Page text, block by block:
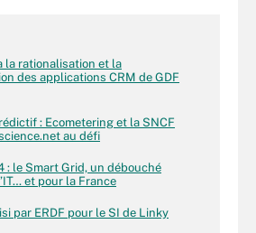
la rationalisation et la
des applications CRM de GDF
: Ecometering et la SNCF
au défi
: le Smart Grid, un débouché
et pour la France
par ERDF pour le SI de Linky